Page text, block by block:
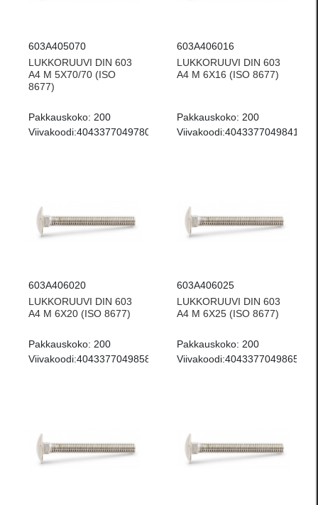
603A405070
LUKKORUUVI DIN 603
A4 M 5X70/70 (ISO
8677)
Pakkauskoko: 200
Viivakoodi:4043377049780
603A406016
LUKKORUUVI DIN 603
A4 M 6X16 (ISO 8677)
Pakkauskoko: 200
Viivakoodi:4043377049841
603A406020
LUKKORUUVI DIN 603
A4 M 6X20 (ISO 8677)
Pakkauskoko: 200
Viivakoodi:4043377049858
603A406025
LUKKORUUVI DIN 603
A4 M 6X25 (ISO 8677)
Pakkauskoko: 200
Viivakoodi:4043377049865